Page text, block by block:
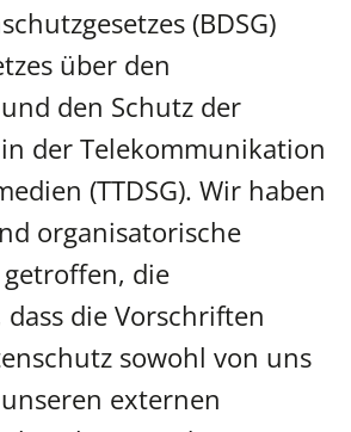
(BDSG)
über den
den Schutz der
der Telekommunikation
(TTDSG). Wir haben
organisatorische
die
die Vorschriften
sowohl von uns
externen